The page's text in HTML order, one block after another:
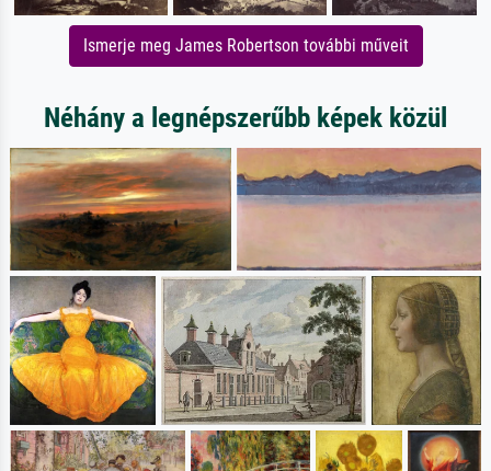
Ismerje meg James Robertson további műveit
Néhány a legnépszerűbb képek közül